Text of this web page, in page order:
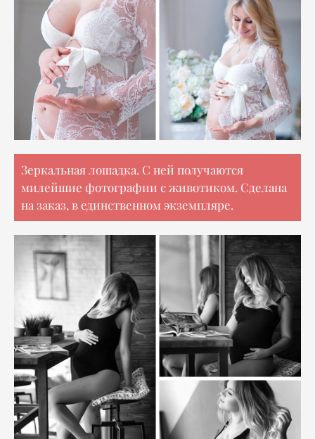
Зеркальная лошадка. С ней получаются
милейшие фотографии с животиком. Сделана
на заказ, в единственном экземпляре.